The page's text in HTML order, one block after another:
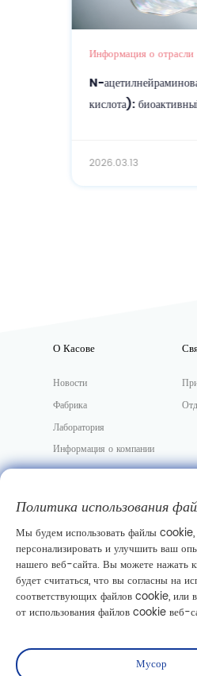
Информация о отрасли
N-
кислота):
2026.03.13
О Касове
Новости
Фабрика
Лаборатория
Информация о компании
Политика использования
Мы будем использовать файлы
персонализировать и улучшить ваш
нашего веб-сайта. Вы можете нажать
будет считаться, что вы согласны на
соответствующих файлов cookie, или
от использования файлов cookie веб-
Мусор